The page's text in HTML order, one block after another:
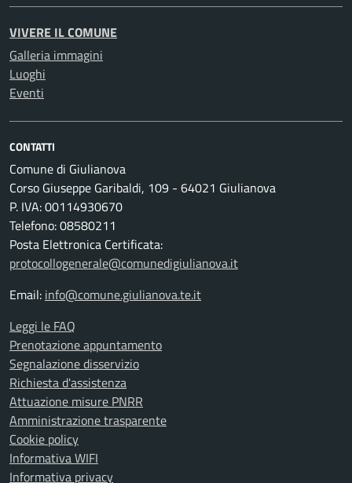
VIVERE IL COMUNE
Galleria immagini
Luoghi
Eventi
CONTATTI
Comune di Giulianova
Corso Giuseppe Garibaldi, 109 - 64021 Giulianova
P. IVA: 00114930670
Telefono: 08580211
Posta Elettronica Certificata:
protocollogenerale@comunedigiulianova.it
Email: info@comune.giulianova.te.it
Leggi le FAQ
Prenotazione appuntamento
Segnalazione disservizio
Richiesta d'assistenza
Attuazione misure PNRR
Amministrazione trasparente
Cookie policy
Informativa WIFI
Informativa privacy